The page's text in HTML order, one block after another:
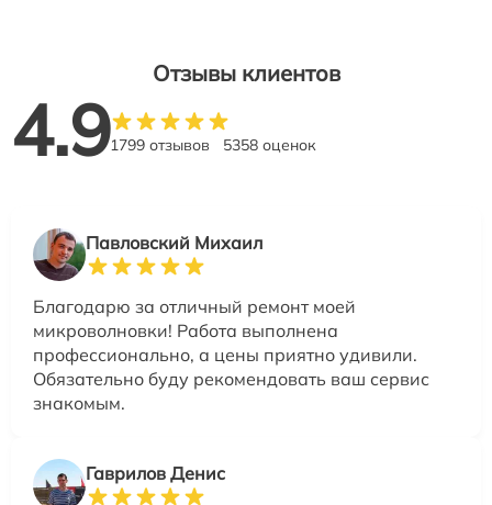
Отзывы клиентов
4.91799 отзывов 5358 оценок
Павловский Михаил
Благодарю за отличный ремонт моей
микроволновки! Работа выполнена
профессионально, а цены приятно удивили.
Обязательно буду рекомендовать ваш сервис
знакомым.
Гаврилов Денис